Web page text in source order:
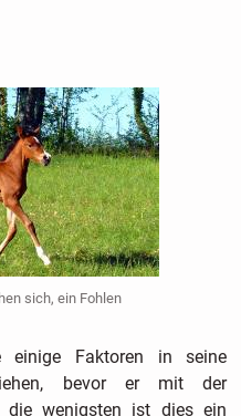
sich, ein Fohlen
einige Faktoren in seine
bevor er mit der
die wenigsten ist dies ein